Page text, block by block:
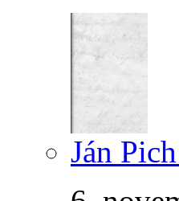
Ján